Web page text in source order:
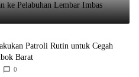
Patroli Rutin untuk Cegah
Barat
0